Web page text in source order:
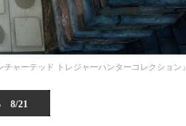
ャーテッド トレジャーハンターコレクション』
8/21